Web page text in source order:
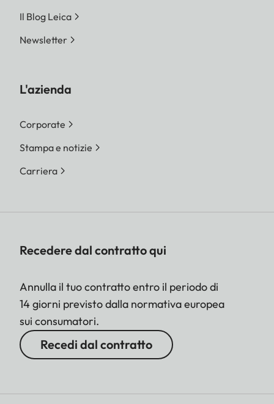
Il Blog Leica
Newsletter
L'azienda
Corporate
Stampa e notizie
Carriera
Recedere dal contratto qui
Annulla il tuo contratto entro il periodo di
14 giorni previsto dalla normativa europea
sui consumatori.
Recedi dal contratto